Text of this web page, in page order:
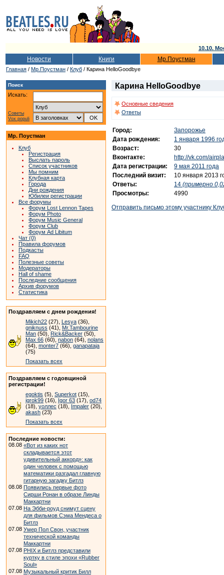
10.10.
Новости Книги Мр.Поустман
Главная / Мр.Поустман / Клуб / Карина HelloGoodbye
Поиск
Искать:
Советы
Vox populi
Мр. Поустман
Клуб
Регистрация
Выслать пароль
Список участников
Мы помним
Клубная карта
Города
Дни рождения
Юбилеи регистрации
Все форумы
Форум Lost Lennon Tapes
Форум Photo
Форум Music General
Форум Club
Форум Ad Libitum
Чат (0)
Правила форумов
Подкасты
FAQ
Полезные советы
Модераторы
Hall of shame
Последние сообщения
Архив форумов
Статистика
Поздравляем с днем рождения!
Mikich22 (27), Lesya (36),
gniknuss (41), Mr.Tambourine
Man (50), Rick&Backer (50),
Max 66 (60), nabon (64), nolans
(64), monter7 (66), ganapataja
(75)
Показать всех
Поздравляем с годовщиной
регистрации!
egoktis (5), Superkot (15),
igrok99 (16), Igor 63 (17), od74
(18), уоллес (18), Impaler (20),
akash (23)
Показать всех
Последние новости:
08.08 «Вот из каких нот
складывается этот
удивительный аккорд»: как
один человек с помощью
математики разгадал главную
гитарную загадку Битлз
08.08 Появились первые фото
Сирши Ронан в образе Линды
Маккартни
07.08 На Эбби-роуд снимут сцену
для фильмов Сэма Мендеса о
Битлз
07.08 Умер Пол Свон, участник
технической команды
Маккартни
07.08 PHIX и Битлз представили
куртку в стиле эпохи «Rubber
Soul»
07.08 Музыкальный критик Билл
Карина HelloGoodbye
Основные сведения
Ответы
Город:
Запорожье
Дата рождения:
1 января 1996
Возраст:
30
Вконтакте:
http://vk.com/
Дата регистрации:
9 мая 2011 года
Последний визит:
10 января 2013
Ответы:
14 (примерно
Просмотры:
4990
Отправить письмо этому участнику